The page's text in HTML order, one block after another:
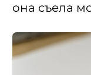
она съела